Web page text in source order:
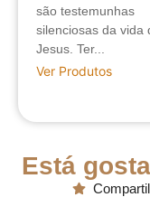
são testemunhas
silenciosas da vida
Jesus. Ter...
Ver Produtos
Está